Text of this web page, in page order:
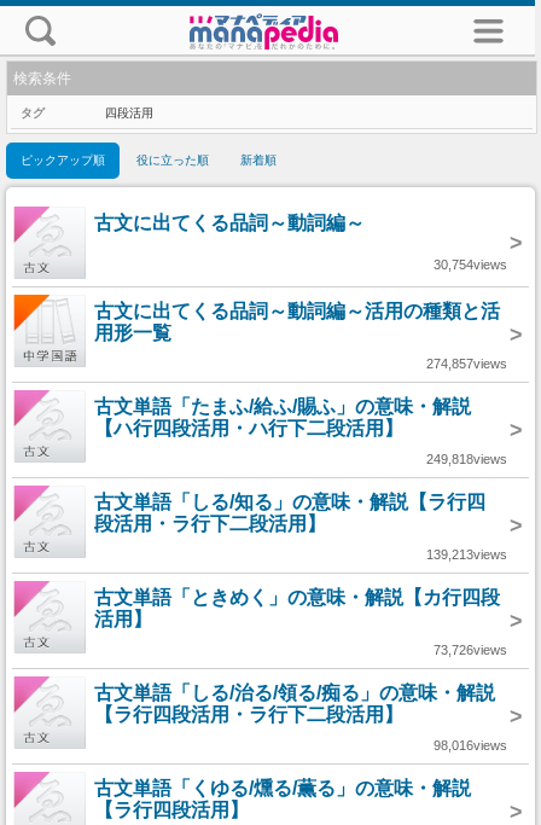
検索条件
タグ 四段活用
ピックアップ順 役に立った順 新着順
古文に出てくる品詞～動詞編～
>
30,754views
古文に出てくる品詞～動詞編～活用の種類と活
用形一覧
>
274,857views
古文単語「たまふ/給ふ/賜ふ」の意味・解説
【ハ行四段活用・ハ行下二段活用】
>
249,818views
古文単語「しる/知る」の意味・解説【ラ行四
段活用・ラ行下二段活用】
>
139,213views
古文単語「ときめく」の意味・解説【カ行四段
活用】
>
73,726views
古文単語「しる/治る/領る/痴る」の意味・解説
【ラ行四段活用・ラ行下二段活用】
>
98,016views
古文単語「くゆる/燻る/薫る」の意味・解説
【ラ行四段活用】
>